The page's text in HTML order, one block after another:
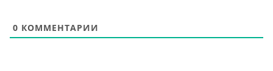
0 КОММЕНТАРИИ